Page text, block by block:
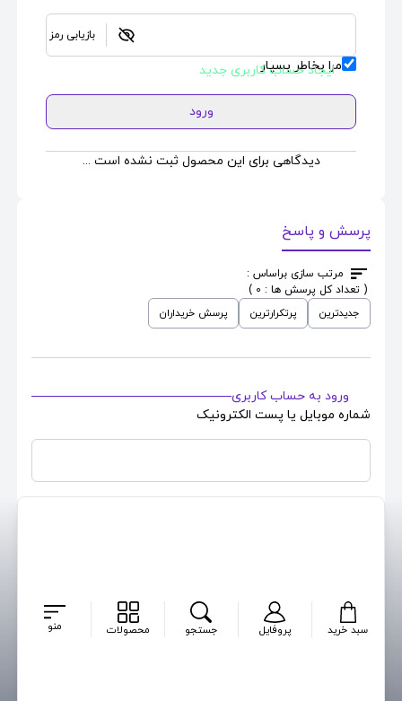
بازیابی رمز
مرا بخاطر بسپار
ایجاد حساب کاربری جدید
ورود
دیدگاهی برای این محصول ثبت نشده است ...
پرسش و پاسخ
مرتب سازی براساس :
( تعداد کل پرسش ها : 0 )
جدیدترین
پرتکرارترین پرسش خریداران
ورود به حساب کاربری
شماره موبایل یا پست الکترونیک
ورود
منو محصولات جستجو پروفایل سبد خرید